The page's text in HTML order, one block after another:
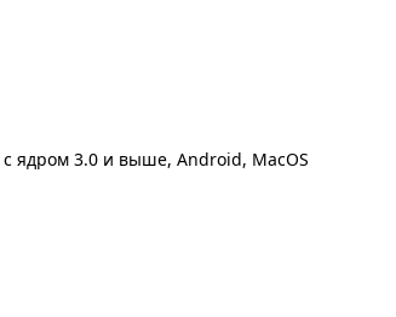
ядром 3.0 и выше, Android, MacOS